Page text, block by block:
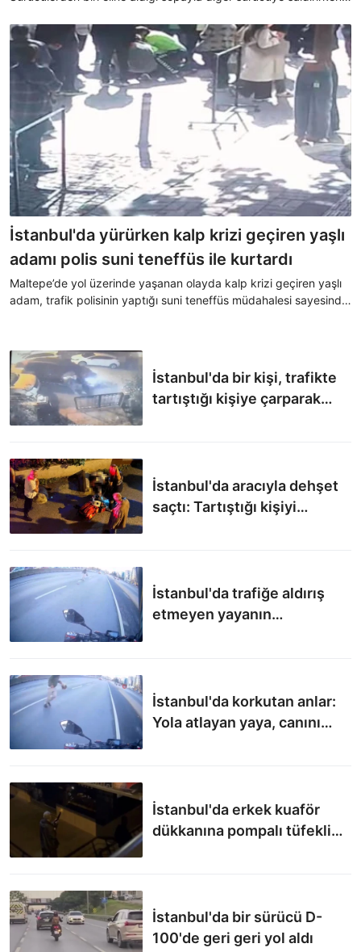
İstanbul'da yürürken kalp krizi geçiren yaşlı
adamı polis suni teneffüs ile kurtardı
Maltepe’de yol üzerinde yaşanan olayda kalp krizi geçiren yaşlı
adam, trafik polisinin yaptığı suni teneffüs müdahalesi sayesinde
İstanbul'da bir kişi, trafikte
tartıştığı kişiye çarparak
İstanbul'da aracıyla dehşet
saçtı: Tartıştığı kişiyi
İstanbul'da trafiğe aldırış
etmeyen yayanın
İstanbul'da korkutan anlar:
Yola atlayan yaya, canını
İstanbul'da erkek kuaför
dükkanına pompalı tüfekli
İstanbul'da bir sürücü D-
100'de geri geri yol aldı